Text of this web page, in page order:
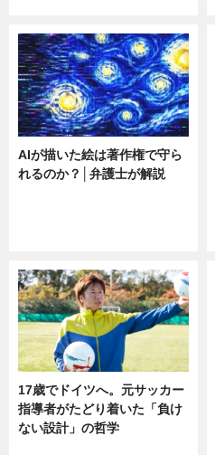
AIが描いた絵は著作権で守ら
れるのか？│弁護士が解説
17歳でドイツへ。元サッカー
指導者がたどり着いた「負け
ない設計」の哲学